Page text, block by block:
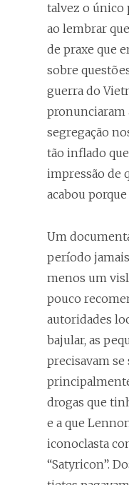
talvez o único
ao lembrar
de praxe que
sobre
guerra do
pronunciaram
segregação
tão inflado
impressão de
acabou
Um
período
menos um
pouco
autoridades
bajular, as
precisavam se
drogas que
e a que
iconoclasta
“Satyricon”.